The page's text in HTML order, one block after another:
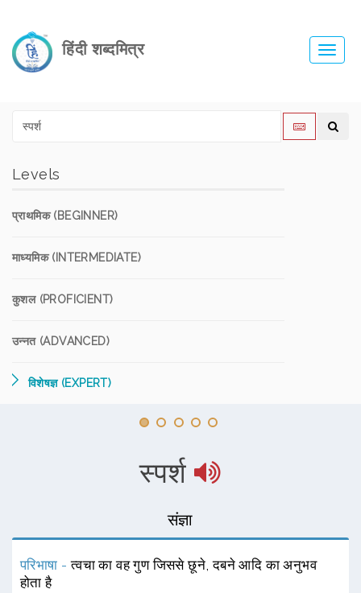
हिंदी शब्दमित्र
Levels
प्राथमिक (BEGINNER)
माध्यमिक (INTERMEDIATE)
कुशल (PROFICIENT)
उन्नत (ADVANCED)
विशेषज्ञ (EXPERT)
स्पर्श
संज्ञा
परिभाषा -त्वचा का वह गुण जिससे छूने, दबने आदि का अनुभव
होता है